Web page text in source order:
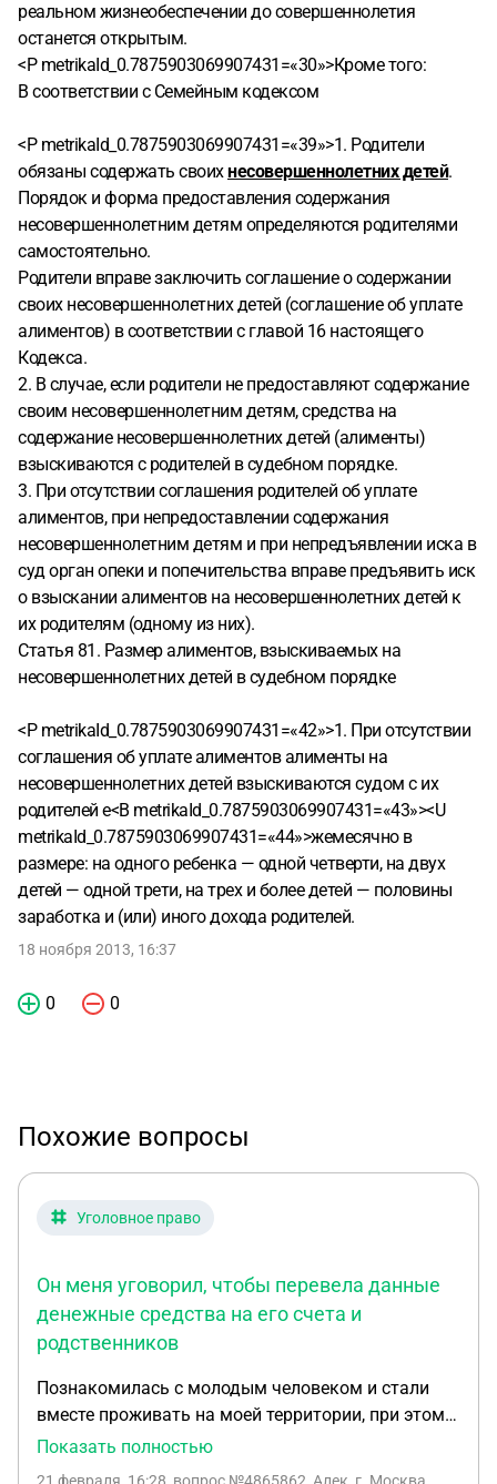
реальном жизнеобеспечении до совершеннолетия
останется открытым.
<P metrikaId_0.7875903069907431=«30»>Кроме того:
В соответствии с Семейным кодексом
<P metrikaId_0.7875903069907431=«39»>1. Родители
обязаны содержать своихнесовершеннолетних детей.
Порядок и форма предоставления содержания
несовершеннолетним детям определяются родителями
самостоятельно.
Родители вправе заключить соглашение о содержании
своих несовершеннолетних детей (соглашение об уплате
алиментов) в соответствии с главой 16 настоящего
Кодекса.
2. В случае, если родители не предоставляют содержание
своим несовершеннолетним детям, средства на
содержание несовершеннолетних детей (алименты)
взыскиваются с родителей в судебном порядке.
3. При отсутствии соглашения родителей об уплате
алиментов, при непредоставлении содержания
несовершеннолетним детям и при непредъявлении иска в
суд орган опеки и попечительства вправе предъявить иск
о взыскании алиментов на несовершеннолетних детей к
их родителям (одному из них).
Статья 81. Размер алиментов, взыскиваемых на
несовершеннолетних детей в судебном порядке
<P metrikaId_0.7875903069907431=«42»>1. При отсутствии
соглашения об уплате алиментов алименты на
несовершеннолетних детей взыскиваются судом с их
родителей е<B metrikaId_0.7875903069907431=«43»><U
metrikaId_0.7875903069907431=«44»>жемесячно в
размере: на одного ребенка — одной четверти, на двух
детей — одной трети, на трех и более детей — половины
заработка и (или) иного дохода родителей.
18 ноября 2013, 16:37
0 0
Похожие вопросы
Уголовное право
Он меня уговорил, чтобы перевела данные
денежные средства на его счета и
родственников
Познакомилась с молодым человеком и стали
вместе проживать на моей территории, при этом
он знал, что уменя имеются денежные средства
Показать полностью